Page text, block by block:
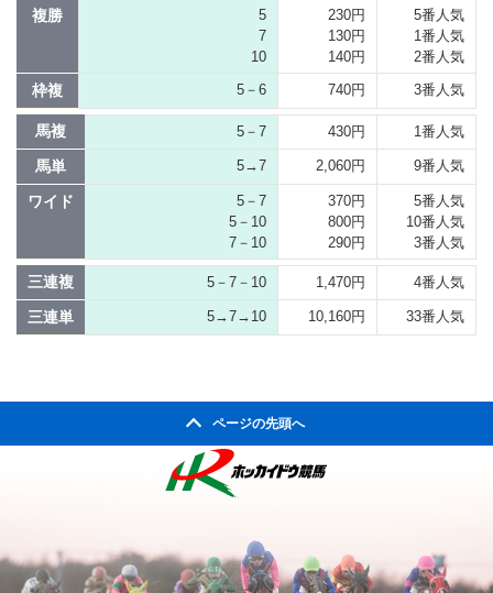
複勝
5
7
10
230円
130円
140円
5番人気
1番人気
2番人気
枠複 5－6 740円 3番人気
馬複 5－7 430円 1番人気
馬単 5→7 2,060円 9番人気
ワイド
5－7
5－10
7－10
370円
800円
290円
5番人気
10番人気
3番人気
三連複 5－7－10 1,470円 4番人気
三連単 5→7→10 10,160円 33番人気
ページの先頭へ